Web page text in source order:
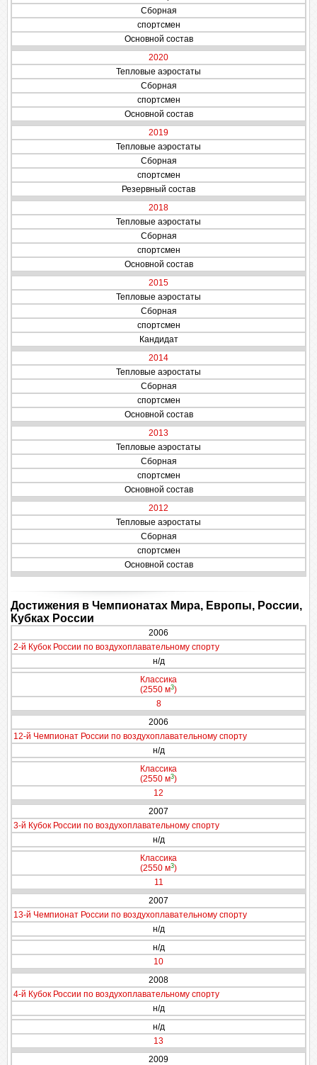
Сборная
спортсмен
Основной состав
2020
Тепловые аэростаты
Сборная
спортсмен
Основной состав
2019
Тепловые аэростаты
Сборная
спортсмен
Резервный состав
2018
Тепловые аэростаты
Сборная
спортсмен
Основной состав
2015
Тепловые аэростаты
Сборная
спортсмен
Кандидат
2014
Тепловые аэростаты
Сборная
спортсмен
Основной состав
2013
Тепловые аэростаты
Сборная
спортсмен
Основной состав
2012
Тепловые аэростаты
Сборная
спортсмен
Основной состав
Достижения в Чемпионатах Мира, Европы, России,
Кубках России
2006
2-й Кубок России по воздухоплавательному спорту
н/д
Классика
(2550 м3)
8
2006
12-й Чемпионат России по воздухоплавательному спорту
н/д
Классика
(2550 м3)
12
2007
3-й Кубок России по воздухоплавательному спорту
н/д
Классика
(2550 м3)
11
2007
13-й Чемпионат России по воздухоплавательному спорту
н/д
н/д
10
2008
4-й Кубок России по воздухоплавательному спорту
н/д
н/д
13
2009